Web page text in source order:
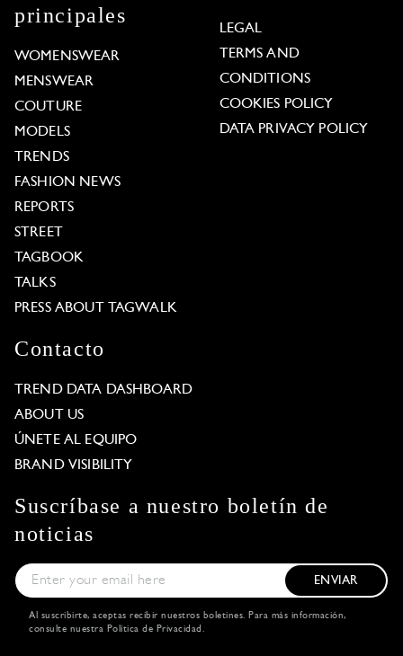
principales
WOMENSWEAR
MENSWEAR
COUTURE
MODELS
TRENDS
FASHION NEWS
REPORTS
STREET
TAGBOOK
TALKS
PRESS ABOUT TAGWALK
LEGAL
TERMS AND
CONDITIONS
COOKIES POLICY
DATA PRIVACY POLICY
Contacto
TREND DATA DASHBOARD
ABOUT US
ÚNETE AL EQUIPO
BRAND VISIBILITY
Suscríbase a nuestro boletín de
noticias
ENVIAR
Al suscribirte, aceptas recibir nuestros boletines. Para más información,
consulte nuestra Política de Privacidad .